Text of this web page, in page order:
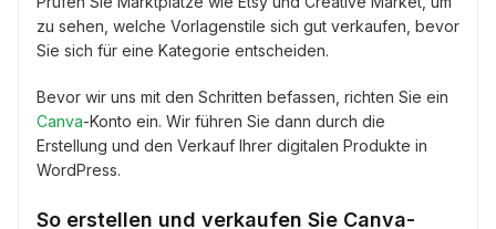
zu sehen, welche Vorlagenstile sich gut verkaufen, bevor
Sie sich für eine Kategorie entscheiden.
Bevor wir uns mit den Schritten befassen, richten Sie ein
Canva-Konto ein. Wir führen Sie dann durch die
Erstellung und den Verkauf Ihrer digitalen Produkte in
WordPress.
So erstellen und verkaufen Sie Canva-